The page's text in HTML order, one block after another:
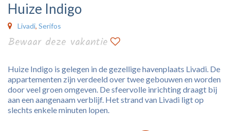
Huize Indigo
Livadi, Serifos
Bewaar deze vakantie
Huize Indigo is gelegen in de gezellige havenplaats Livadi. De
appartementen zijn verdeeld over twee gebouwen en worden
door veel groen omgeven. De sfeervolle inrichting draagt bij
aan een aangenaam verblijf. Het strand van Livadi ligt op
slechts enkele minuten lopen.